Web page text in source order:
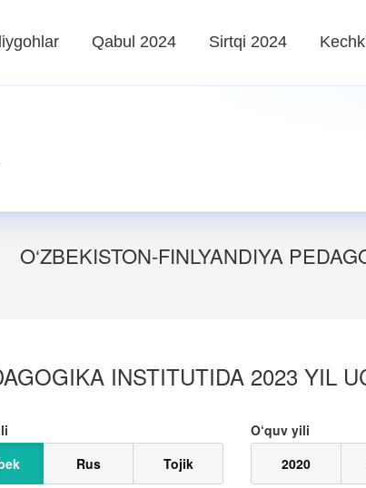
Qabul 2024 Sirtqi 2024
O‘ZBEKISTON-FINLYANDIYA
INSTITUTIDA 2023 YIL
O‘quv yili
2020
Rus Tojik